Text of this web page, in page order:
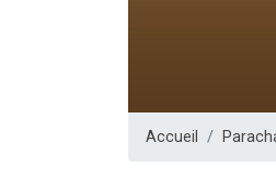
Accueil